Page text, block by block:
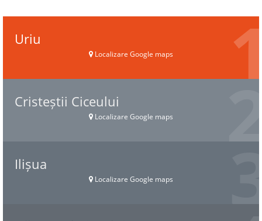
Uriu
Localizare Google maps
Cristeștii Ciceului
Localizare Google maps
Ilișua
Localizare Google maps